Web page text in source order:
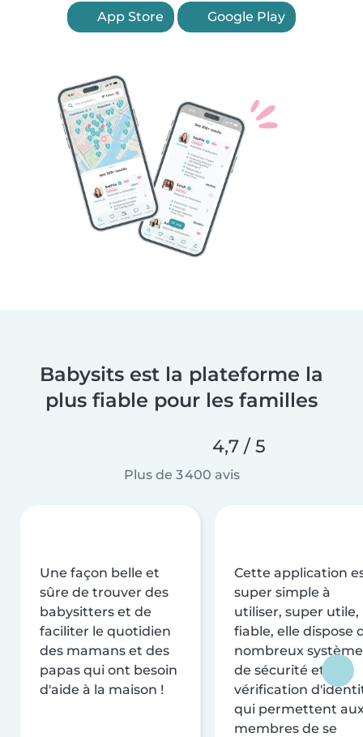
App Store Google Play
Babysits est la plateforme la
plus fiable pour les familles
4,7 / 5
Plus de 3 400 avis
Une façon belle et
sûre de trouver des
babysitters et de
faciliter le quotidien
des mamans et des
papas qui ont besoin
d'aide à la maison !
Cette application
super simple à
utiliser, super utile,
fiable, elle dispose
nombreux
de sécurité et de
vérification
qui permettent
membres de se